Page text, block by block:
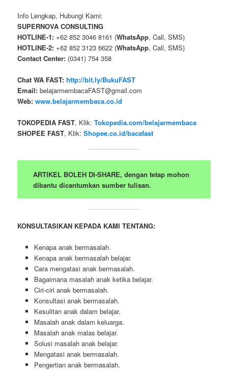
Info Lengkap, Hubungi Kami:
SUPERNOVA CONSULTING
HOTLINE-1: +62 852 3046 8161 (WhatsApp, Call, SMS)
HOTLINE-2: +62 852 3123 6622 (WhatsApp, Call, SMS)
Contact Center: (0341) 754 358
Chat WA FAST: http://bit.ly/BukuFAST
Email: belajarmembacaFAST@gmail.com
Web: www.belajarmembaca.co.id
TOKOPEDIA FAST, Klik:Tokopedia.com/belajarmembaca
SHOPEE FAST, Klik:Shopee.co.id/bacafast
ARTIKEL BOLEH DI-SHARE, dengan tetap mohon
dibantu dicantumkan sumber tulisan.
KONSULTASIKAN KEPADA KAMI TENTANG:
Kenapa anak bermasalah.
Kenapa anak bermasalah belajar.
Cara mengatasi anak bermasalah.
Bagaimana masalah anak ketika belajar.
Ciri-ciri anak bermasalah.
Konsultasi anak bermasalah.
Kesulitan anak dalam belajar.
Masalah anak dalam keluarga.
Masalah anak malas belajar.
Solusi masalah anak belajar.
Mengatasi anak bermasalah.
Pengertian anak bermasalah.